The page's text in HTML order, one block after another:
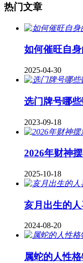
热门文章
如何催旺自
2025-04-30
选门牌号哪
2023-09-18
2026年财神
2025-10-18
亥月出生的
2024-08-20
属蛇的人性